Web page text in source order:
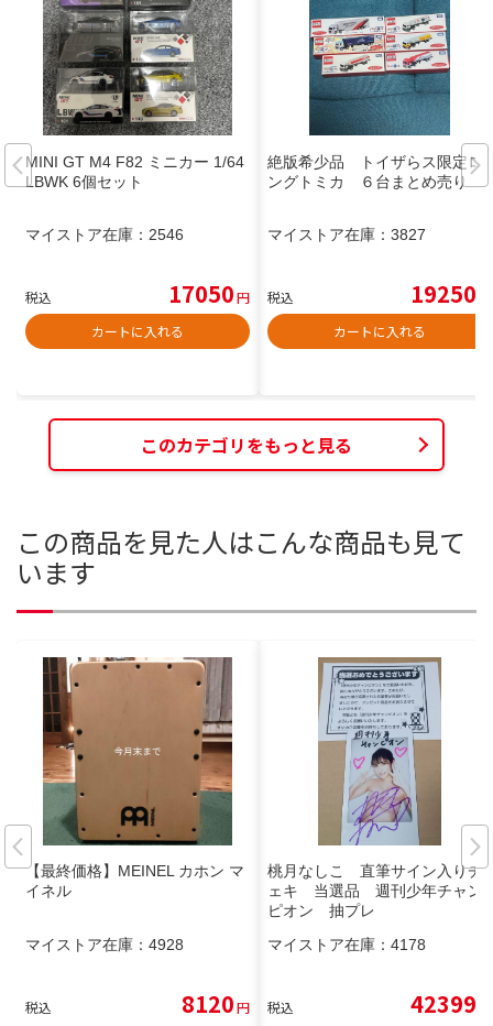
MINI GT M4 F82 ミニカー 1/64
LBWK 6個セット
マイストア在庫： 2546
税込 17050円
カートに入れる
絶版希少品 トイザらス限定ロ
ングトミカ ６台まとめ売り
マイストア在庫： 3827
税込 19250
カートに入れる
このカテゴリをもっと見る
この商品を見た人はこんな商品も見て
います
【最終価格】MEINEL カホン マ
イネル
マイストア在庫： 4928
税込 8120円
桃月なしこ 直筆サイン入りチ
ェキ 当選品 週刊少年チャン
ピオン 抽プレ
マイストア在庫： 4178
税込 42399